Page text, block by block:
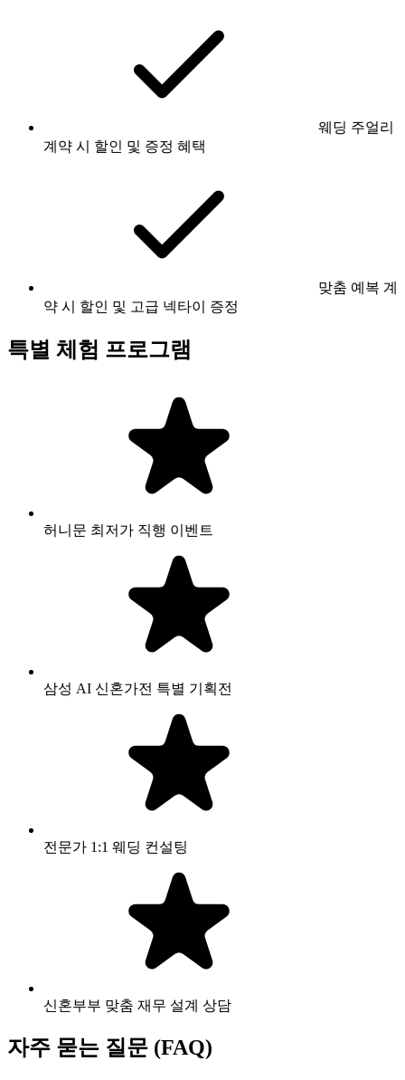
웨딩 주얼리
계약 시 할인 및 증정 혜택
맞춤 예복 계
약 시 할인 및 고급 넥타이 증정
특별 체험 프로그램
허니문 최저가 직행 이벤트
삼성 AI 신혼가전 특별 기획전
전문가 1:1 웨딩 컨설팅
신혼부부 맞춤 재무 설계 상담
자주 묻는 질문 (FAQ)